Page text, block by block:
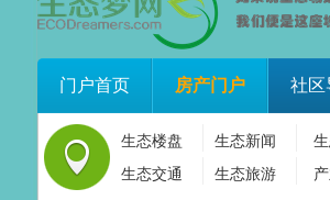
门户首页 房产门户 社区
生态楼盘 生态新闻
生态交通
生态旅游